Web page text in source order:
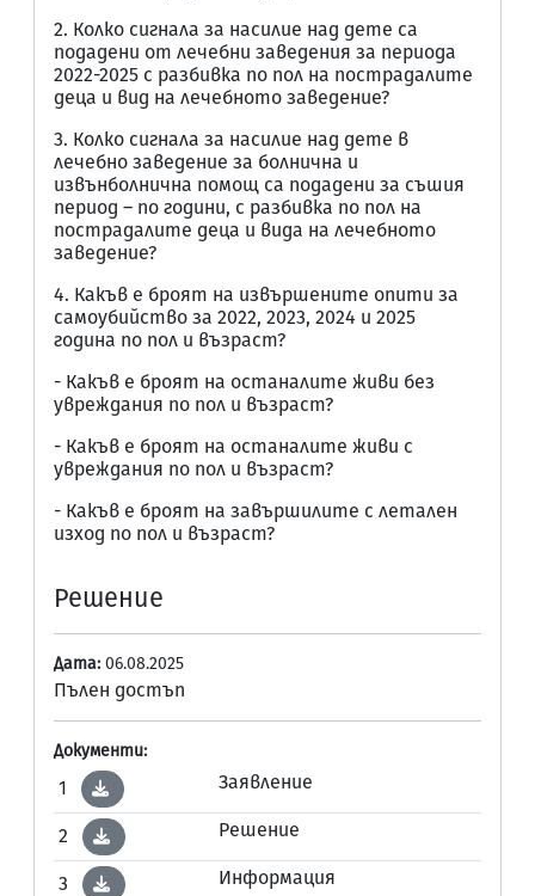
2. Колко сигнала за насилие над дете са
подадени от лечебни заведения за периода
2022-2025 с разбивка по пол на пострадалите
деца и вид на лечебното заведение?
3. Колко сигнала за насилие над дете в
лечебно заведение за болнична и
извънболнична помощ са подадени за съшия
период – по години, с разбивка по пол на
пострадалите деца и вида на лечебното
заведение?
4. Какъв е броят на извършените опити за
самоубийство за 2022, 2023, 2024 и 2025
година по пол и възраст?
- Какъв е броят на останалите живи без
увреждания по пол и възраст?
- Какъв е броят на останалите живи с
увреждания по пол и възраст?
- Какъв е броят на завършилите с летален
изход по пол и възраст?
Решение
Дата: 06.08.2025
Пълен достъп
Документи:
1 Заявление
2 Решение
3 Информация